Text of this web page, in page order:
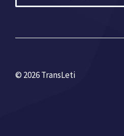
© 2026 TransLeti